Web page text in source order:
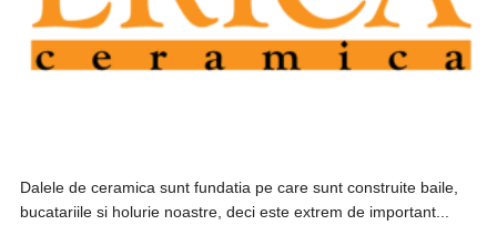
Dalele de ceramica sunt fundatia pe care sunt construite baile,
bucatariile si holurie noastre, deci este extrem de important...